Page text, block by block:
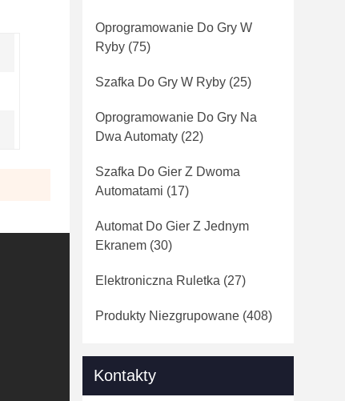
Oprogramowanie Do Gry W
Ryby (75)
Szafka Do Gry W Ryby (25)
Oprogramowanie Do Gry Na
Dwa Automaty (22)
Szafka Do Gier Z Dwoma
Automatami (17)
Automat Do Gier Z Jednym
Ekranem (30)
Elektroniczna Ruletka (27)
Produkty Niezgrupowane (408)
Kontakty